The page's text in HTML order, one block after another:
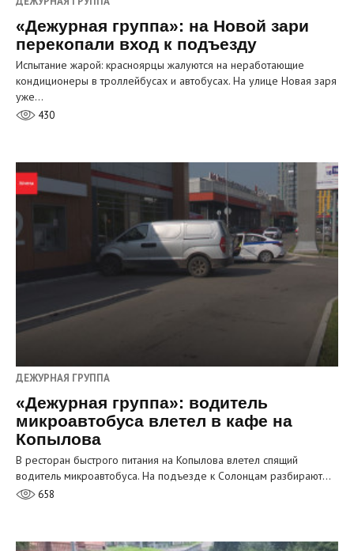
«Дежурная группа»: на Новой зари
перекопали вход к подъезду
Испытание жарой: красноярцы жалуются на неработающие
кондиционеры в троллейбусах и автобусах. На улице Новая заря
уже…
430
ДЕЖУРНАЯ ГРУППА
«Дежурная группа»: водитель
микроавтобуса влетел в кафе на
Копылова
В ресторан быстрого питания на Копылова влетел спящий
водитель микроавтобуса. На подъезде к Солонцам разбирают…
658